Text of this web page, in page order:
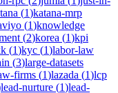
(1)katana-mrp
(1)knowledge
(2)korea (1)kpi
(1)kyc (1)labor-law
(3)large-datasets
firms (1)lazada (1)lcp
lead-nurture (1)lead-